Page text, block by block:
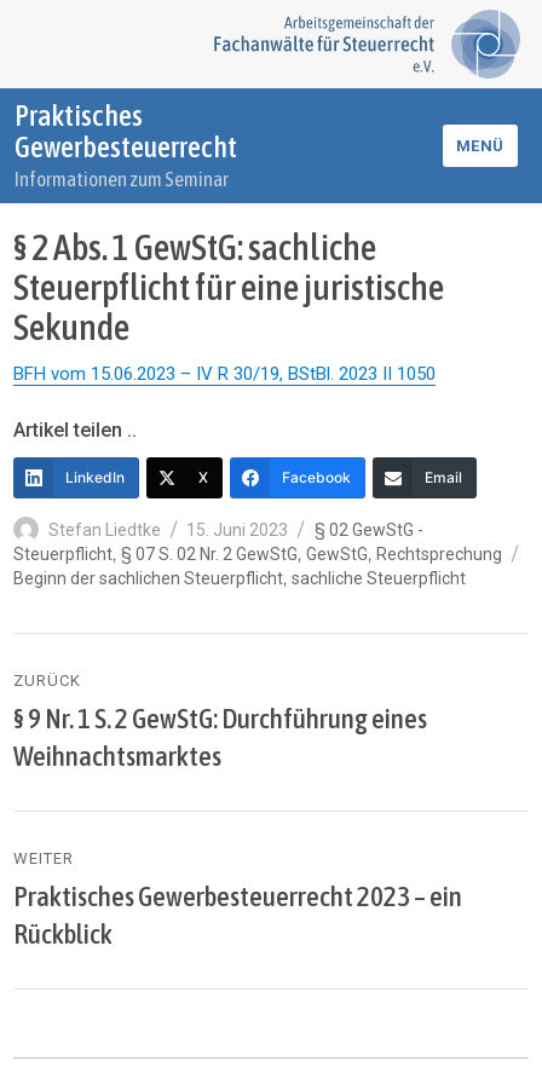
Praktisches
Gewerbesteuerrecht
Informationen zum Seminar
MENÜ
§ 2 Abs. 1 GewStG: sachliche
Steuerpflicht für eine juristische
Sekunde
BFH vom 15.06.2023 – IV R 30/19, BStBl. 2023 II 1050
Artikel teilen ..
LinkedIn X Facebook Email
Autor
Stefan Liedtke
Veröffentlicht
am
15. Juni 2023 Kategorien
§ 02 GewStG -
Steuerpflicht,§ 07 S. 02 Nr. 2 GewStG,GewStG,Rechtsprechung
Beginn der sachlichen Steuerpflicht,sachliche Steuerpflicht
ZURÜCK
Vorheriger
Beitrag:
§ 9 Nr. 1 S. 2 GewStG: Durchführung eines
Weihnachtsmarktes
WEITER
Nächster
Beitrag:
Praktisches Gewerbesteuerrecht 2023 – ein
Rückblick